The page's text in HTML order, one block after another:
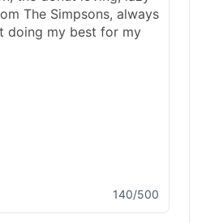
140/500